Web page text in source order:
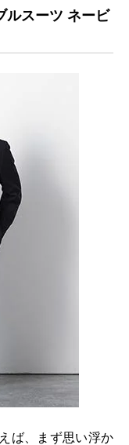
ルスーツ ネービ
ば、まず思い浮か